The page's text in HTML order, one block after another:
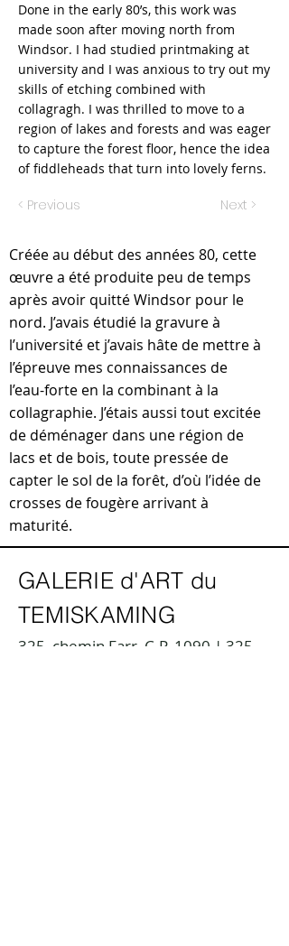
Done in the early 80’s, this work was
made soon after moving north from
Windsor. I had studied printmaking at
university and I was anxious to try out my
skills of etching combined with
collagragh. I was thrilled to move to a
region of lakes and forests and was eager
to capture the forest floor, hence the idea
of fiddleheads that turn into lovely ferns.
< Previous Next >
Créée au début des années 80, cette
œuvre a été produite peu de temps
après avoir quitté Windsor pour le
nord. J’avais étudié la gravure à
l’université et j’avais hâte de mettre à
l’épreuve mes connaissances de
l’eau-forte en la combinant à la
collagraphie. J’étais aussi tout excitée
de déménager dans une région de
lacs et de bois, toute pressée de
capter le sol de la forêt, d’où l’idée de
crosses de fougère arrivant à
maturité.
GALERIE d'ART du
TEMISKAMING
325, chemin Farr, C.P. 1090 | 325